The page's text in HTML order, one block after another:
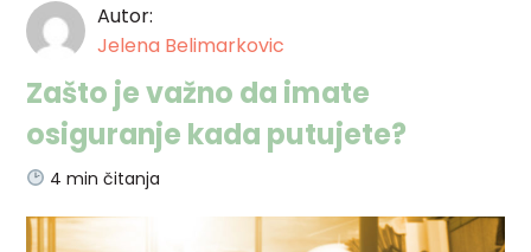
Autor:
Jelena Belimarkovic
Zašto je važno da imate
osiguranje kada putujete?
4 min čitanja